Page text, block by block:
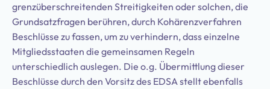
grenzüberschreitenden Streitigkeiten oder solchen, die
Grundsatzfragen berühren, durch Kohärenzverfahren
Beschlüsse zu fassen, um zu verhindern, dass einzelne
Mitgliedsstaaten die gemeinsamen Regeln
unterschiedlich auslegen. Die o.g. Übermittlung dieser
Beschlüsse durch den Vorsitz des EDSA stellt ebenfalls